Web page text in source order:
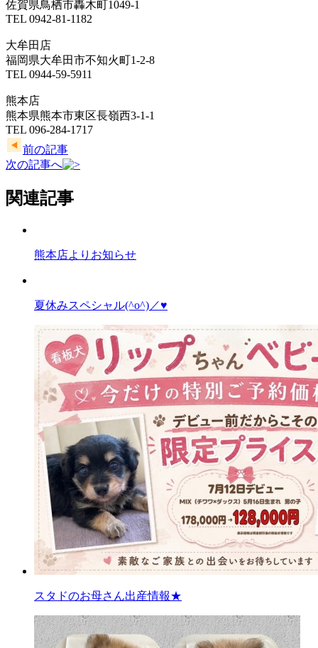
佐賀県鳥栖市轟木町1049-1
TEL 0942-81-1182
大牟田店
福岡県大牟田市不知火町1-2-8
TEL 0944-59-5911
熊本店
熊本県熊本市東区長嶺西3-1-1
TEL 096-284-1717
前の記事
次の記事へ
関連記事
熊本店よりお知らせ
夏休みスペシャル(^o^)／♥
スタドのお母さん出産情報★